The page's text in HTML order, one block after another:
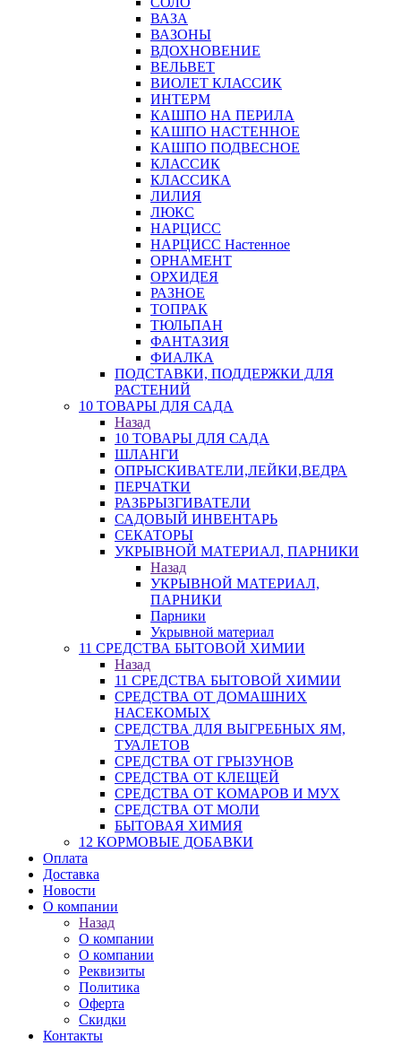
ВАЗА
ВАЗОНЫ
ВДОХНОВЕНИЕ
ВЕЛЬВЕТ
ВИОЛЕТ КЛАССИК
ИНТЕРМ
КАШПО НА ПЕРИЛА
КАШПО НАСТЕННОЕ
КАШПО ПОДВЕСНОЕ
КЛАССИК
КЛАССИКА
ЛИЛИЯ
ЛЮКС
НАРЦИСС
НАРЦИСС Настенное
ОРНАМЕНТ
ОРХИДЕЯ
РАЗНОЕ
ТОПРАК
ТЮЛЬПАН
ФАНТАЗИЯ
ФИАЛКА
ПОДСТАВКИ, ПОДДЕРЖКИ ДЛЯ
РАСТЕНИЙ
10 ТОВАРЫ ДЛЯ САДА
Назад
10 ТОВАРЫ ДЛЯ САДА
ШЛАНГИ
ОПРЫСКИВАТЕЛИ,ЛЕЙКИ,ВЕДРА
ПЕРЧАТКИ
РАЗБРЫЗГИВАТЕЛИ
САДОВЫЙ ИНВЕНТАРЬ
СЕКАТОРЫ
УКРЫВНОЙ МАТЕРИАЛ, ПАРНИКИ
Назад
УКРЫВНОЙ МАТЕРИАЛ,
ПАРНИКИ
Парники
Укрывной материал
11 СРЕДСТВА БЫТОВОЙ ХИМИИ
Назад
11 СРЕДСТВА БЫТОВОЙ ХИМИИ
СРЕДСТВА ОТ ДОМАШНИХ
НАСЕКОМЫХ
СРЕДСТВА ДЛЯ ВЫГРЕБНЫХ ЯМ,
ТУАЛЕТОВ
СРЕДСТВА ОТ ГРЫЗУНОВ
СРЕДСТВА ОТ КЛЕЩЕЙ
СРЕДСТВА ОТ КОМАРОВ И МУХ
СРЕДСТВА ОТ МОЛИ
БЫТОВАЯ ХИМИЯ
12 КОРМОВЫЕ ДОБАВКИ
Оплата
Доставка
Новости
О компании
Назад
О компании
О компании
Реквизиты
Политика
Оферта
Скидки
Контакты